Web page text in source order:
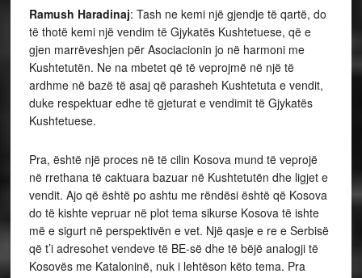
Ramush Haradinaj: Tash ne kemi një gjendje të qartë, do
të thotë kemi një vendim të Gjykatës Kushtetuese, që e
gjen marrëveshjen për Asociacionin jo në harmoni me
Kushtetutën. Ne na mbetet që të veprojmë në një të
ardhme në bazë të asaj që parasheh Kushtetuta e vendit,
duke respektuar edhe të gjeturat e vendimit të Gjykatës
Kushtetuese.
Pra, është një proces në të cilin Kosova mund të veprojë
në rrethana të caktuara bazuar në Kushtetutën dhe ligjet e
vendit. Ajo që është po ashtu me rëndësi është që Kosova
do të kishte vepruar në plot tema sikurse Kosova të ishte
më e sigurt në perspektivën e vet. Një qasje e re e Serbisë
që t’i adresohet vendeve të BE-së dhe të bëjë analogji të
Kosovës me Kataloninë, nuk i lehtëson këto tema. Pra